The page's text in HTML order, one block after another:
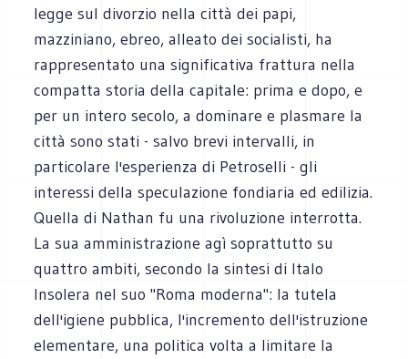
legge sul divorzio nella città dei papi,
mazziniano, ebreo, alleato dei socialisti, ha
rappresentato una significativa frattura nella
compatta storia della capitale: prima e dopo, e
per un intero secolo, a dominare e plasmare la
città sono stati - salvo brevi intervalli, in
particolare l'esperienza di Petroselli - gli
interessi della speculazione fondiaria ed edilizia.
Quella di Nathan fu una rivoluzione interrotta.
La sua amministrazione agì soprattutto su
quattro ambiti, secondo la sintesi di Italo
Insolera nel suo "Roma moderna": la tutela
dell'igiene pubblica, l'incremento dell'istruzione
elementare, una politica volta a limitare la